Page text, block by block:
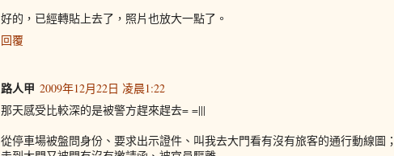
好的，已經轉貼上去了，照片也放大一點了。
回覆
路人甲 2009年12月22日 凌晨1:22
那天感受比較深的是被警方趕來趕去= =|||
從停車場被盤問身份、要求出示證件、叫我去大門看有沒有旅客的通行動線圖；